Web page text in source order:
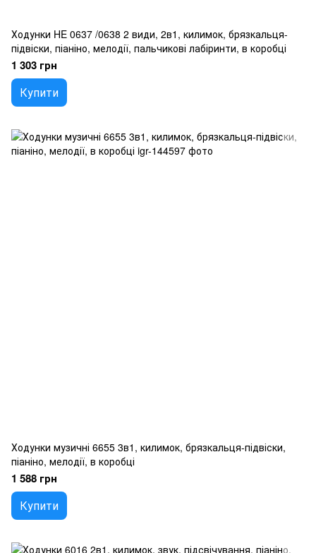
Ходунки HE 0637 /0638 2 види, 2в1, килимок, брязкальця-
підвіски, піаніно, мелодії, пальчикові лабіринти, в коробці
1 303 грн
Купити
Ходунки музичні 6655 3в1, килимок, брязкальця-підвіски,
піаніно, мелодії, в коробці
1 588 грн
Купити